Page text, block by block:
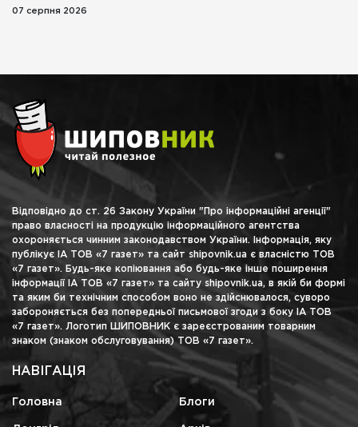
07 серпня 2026
Відповідно до ст. 26 Закону України "Про інформаційні агенції"
право власності на продукцію інформаційного агентства
охороняється чинним законодавством України. Інформація, яку
публікує ІА ТОВ «7 газет» та сайт shipovnik.ua є власністю ТОВ
«7 газет». Будь-яке копіювання або будь-яке інше поширення
інформації ІА ТОВ «7 газет» та сайту shipovnik.ua, в якій би формі
та яким би технічним способом воно не здійснювалося, суворо
забороняється без попередньої письмової згоди з боку ІА ТОВ
«7 газет». Логотип ШИПОВНИК є зареєстрованим товарним
знаком (знаком обслуговування) ТОВ «7 газет».
НАВІГАЦІЯ
Головна Блоги